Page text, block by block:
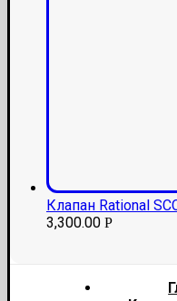
Клапан Rational
3,300.00 Р